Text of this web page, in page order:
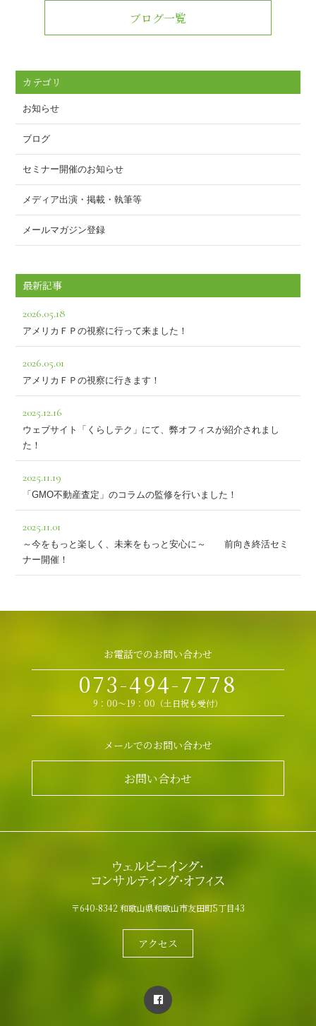
b
er
ブログ一覧
カテゴリ
お知らせ
ブログ
セミナー開催のお知らせ
メディア出演・掲載・執筆等
メールマガジン登録
最新記事
2026.05.18
アメリカＦＰの視察に行って来ました！
2026.05.01
アメリカＦＰの視察に行きます！
2025.12.16
ウェブサイト「くらしテク」にて、弊オフィスが紹介されまし
た！
2025.11.19
「GMO不動産査定」のコラムの監修を行いました！
2025.11.01
～今をもっと楽しく、未来をもっと安心に～ 前向き終活セミ
ナー開催！
お電話でのお問い合わせ
073-494-7778
9：00～19：00（土日祝も受付）
メールでのお問い合わせ
お問い合わせ
〒640-8342 和歌山県和歌山市友田町5丁目43
アクセス